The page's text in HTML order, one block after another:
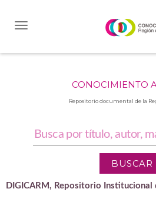
CONOCIMIENTO
Repositorio documental de la
DIGICARM, Repositorio Institucional